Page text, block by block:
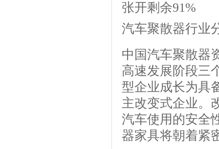
张开剩余91%
汽车聚散器行业
中国汽车聚散器
高速发展阶段三
型企业成长为具
主改变式企业。
汽车使用的安全
器家具将朝着紧